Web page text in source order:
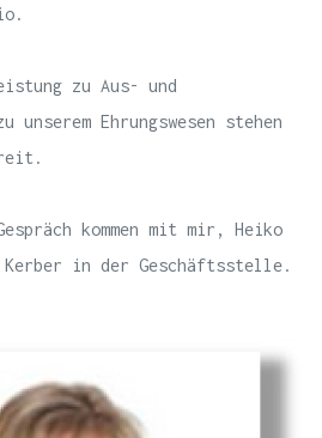
zu Aus- und
unserem Ehrungswesen stehen
kommen mit mir, Heiko
in der Geschäftsstelle.